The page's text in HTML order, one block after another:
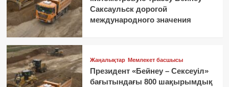
Саксаульск дорогой
международного значения
Жаңалықтар Мемлекет басшысы
Президент «Бейнеу – Сексеуіл»
бағытындағы 800 шақырымдық